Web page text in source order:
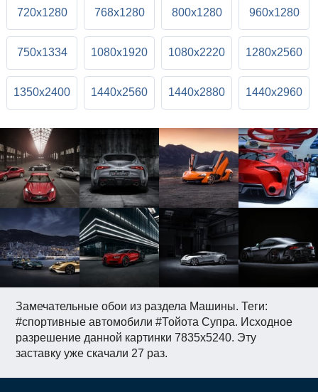
Замечательные обои из раздела Машины. Теги:
#спортивные автомобили #Тойота Супра. Исходное
разрешение данной картинки 7835x5240. Эту
заставку уже скачали 27 раз.
720x1280 768x1280 800x1280 960x1280
750x1334 1080x1920 1080x2220 1280x2560
1350x2400 1440x2560 1440x2880 1440x2960